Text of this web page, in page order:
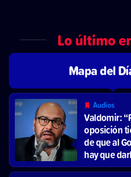
Lo último
Mapa del
Audios
Valdomir:
oposición
de que al
hay que
de agua”